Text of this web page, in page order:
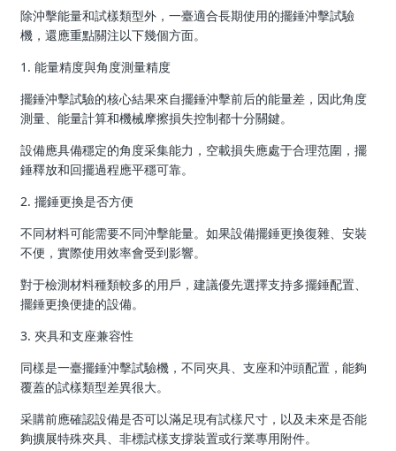
除沖擊能量和試樣類型外，一臺適合長期使用的擺錘沖擊試驗
機，還應重點關注以下幾個方面。
1. 能量精度與角度測量精度
擺錘沖擊試驗的核心結果來自擺錘沖擊前后的能量差，因此角度
測量、能量計算和機械摩擦損失控制都十分關鍵。
設備應具備穩定的角度采集能力，空載損失應處于合理范圍，擺
錘釋放和回擺過程應平穩可靠。
2. 擺錘更換是否方便
不同材料可能需要不同沖擊能量。如果設備擺錘更換復雜、安裝
不便，實際使用效率會受到影響。
對于檢測材料種類較多的用戶，建議優先選擇支持多擺錘配置、
擺錘更換便捷的設備。
3. 夾具和支座兼容性
同樣是一臺擺錘沖擊試驗機，不同夾具、支座和沖頭配置，能夠
覆蓋的試樣類型差異很大。
采購前應確認設備是否可以滿足現有試樣尺寸，以及未來是否能
夠擴展特殊夾具、非標試樣支撐裝置或行業專用附件。